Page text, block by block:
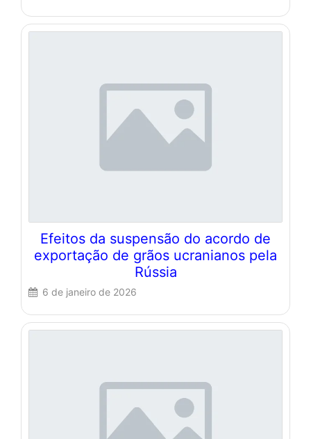
Efeitos da suspensão do acordo de
exportação de grãos ucranianos pela
Rússia
6 de janeiro de 2026